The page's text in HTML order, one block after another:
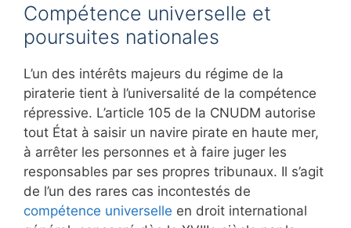
Compétence universelle et
poursuites nationales
L’un des intérêts majeurs du régime de la
piraterie tient à l’universalité de la compétence
répressive. L’article 105 de la CNUDM autorise
tout État à saisir un navire pirate en haute mer,
à arrêter les personnes et à faire juger les
responsables par ses propres tribunaux. Il s’agit
de l’un des rares cas incontestés de
compétence universelle en droit international